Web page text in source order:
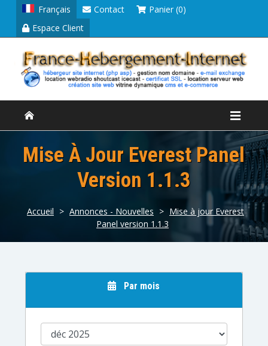
Français Contact
Panier (0)
Espace Client
Mise À Jour Everest Panel
Version 1.1.3
Accueil > Annonces - Nouvelles > Mise à jour Everest
Panel version 1.1.3
Par mois